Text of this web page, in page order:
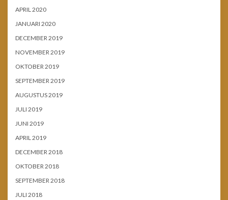
APRIL 2020
JANUARI 2020
DECEMBER 2019
NOVEMBER 2019
OKTOBER 2019
SEPTEMBER 2019
AUGUSTUS 2019
JULI 2019
JUNI 2019
APRIL 2019
DECEMBER 2018
OKTOBER 2018
SEPTEMBER 2018
JULI 2018